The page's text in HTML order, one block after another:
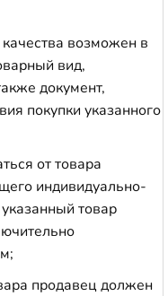
возможен в
вид,
документ,
покупки указанного
от товара
индивидуально-
товар
продавец должен